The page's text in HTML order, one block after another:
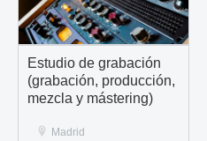
Estudio de grabación
(grabación, producción,
mezcla y mástering)
Madrid